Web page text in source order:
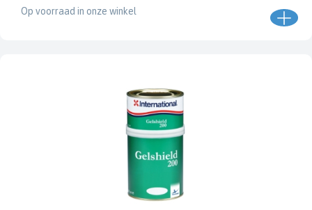
Op voorraad in onze winkel